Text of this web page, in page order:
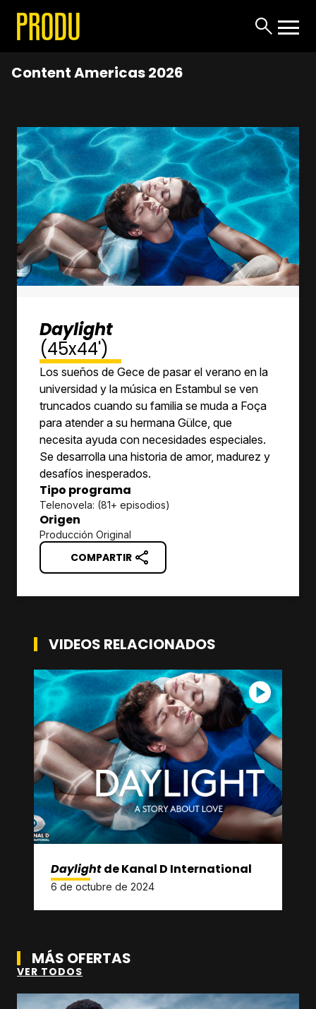
Content Americas 2026
Daylight
(45x44')
Los sueños de Gece de pasar el verano en la
universidad y la música en Estambul se ven
truncados cuando su familia se muda a Foça
para atender a su hermana Gülce, que
necesita ayuda con necesidades especiales.
Se desarrolla una historia de amor, madurez y
desafíos inesperados.
Tipo programa
Telenovela: (81+ episodios)
Origen
Producción Original
COMPARTIR
VIDEOS RELACIONADOS
Daylightde Kanal D International
6 de octubre de 2024
MÁS OFERTAS
VER TODOS